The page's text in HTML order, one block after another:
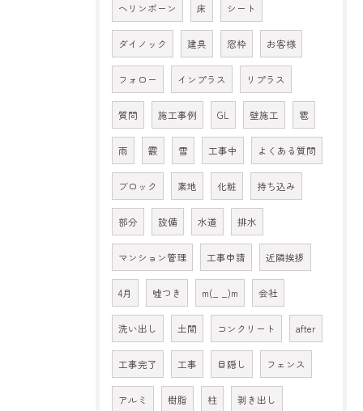
ヘリンボーン 床 シート
ダイノック 建具 窓枠 お客様
フォロー インプラス リプラス
質問 施工事例 GL 壁施工 雹
雨 霰 雪 工事中 よくある質問
ブロック 素地 化粧 持ち込み
部分 設備 水道 排水
マンション管理 工事申請 近隣挨拶
4月 嘘つき m(_ _)m 会社
洗い出し 土間 コンクリート after
工事完了 工事 目隠し フェンス
アルミ 樹脂 柱 剥き出し